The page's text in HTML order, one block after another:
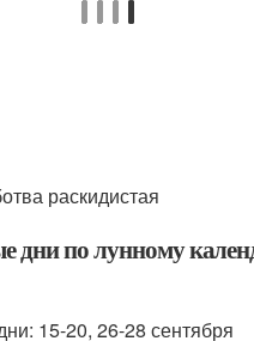
раскидистая
дни по лунному
15-20, 26-28 сентября